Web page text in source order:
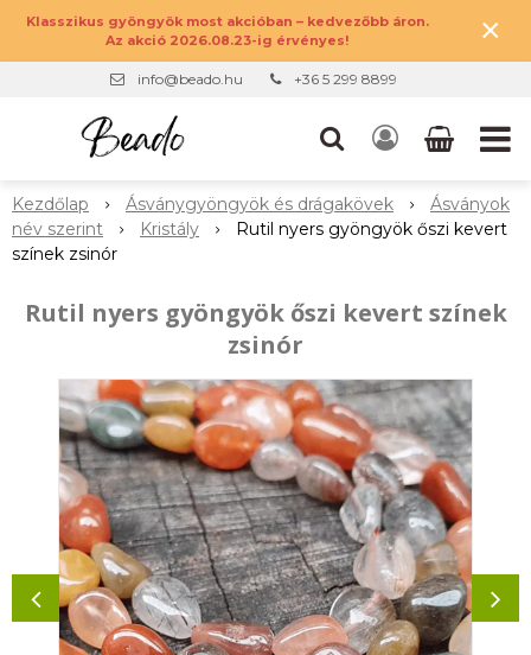
Klasszikus gyöngyök most akcióban – kedvezőbb áron.
Az akció 2026.08.23-ig érvényes!
×
info@beado.hu +36 5 299 8899
Kezdőlap Ásványgyöngyök és drágakövek
Ásványok
név szerint
Kristály
Rutil nyers gyöngyök őszi kevert
színek zsinór
Rutil nyers gyöngyök őszi kevert színek
zsinór